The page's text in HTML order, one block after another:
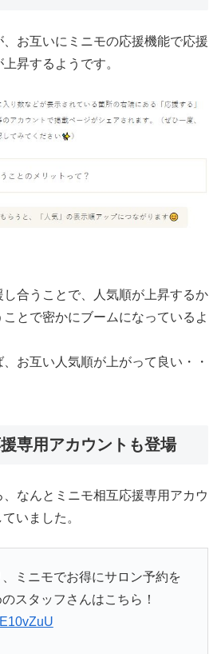
お互いにミニモの応援機能で応援
昇するようです。
合うことで、人気順が上昇するか
とで密かにブームになっているよ
お互い人気順が上がって良い・・
専用アカウントも登場
なんとミニモ相互応援専用アカウ
いました。
ミニモでお得にサロン予約を
スタッフさんはこちら！